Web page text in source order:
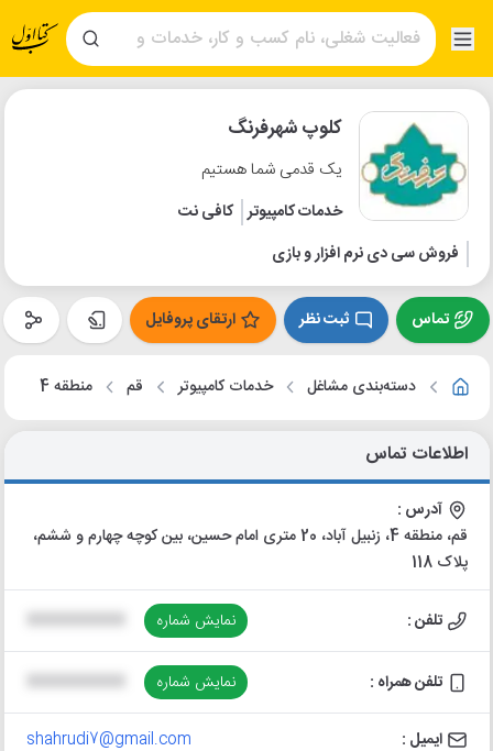
کلوپ شهرفرنگ
یک قدمی شما هستیم
خدمات کامپیوتر کافی نت
فروش سی دی نرم افزار و بازی
تماس ثبت نظر ارتقای پروفایل
دسته‌بندی مشاغل خدمات کامپیوتر قم منطقه 4
اطلاعات تماس
آدرس :
قم، منطقه 4، زنبیل آباد، 20 متری امام حسین، بین کوچه چهارم و ششم،
پلاک 118
تلفن : نمایش شماره
تلفن همراه : نمایش شماره
ایمیل : shahrudi7@gmail.com